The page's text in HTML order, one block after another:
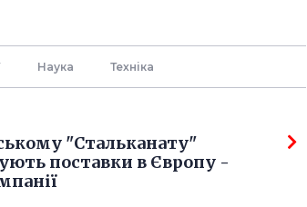
Наука Технiка
"Стальканату"
поставки в Європу -